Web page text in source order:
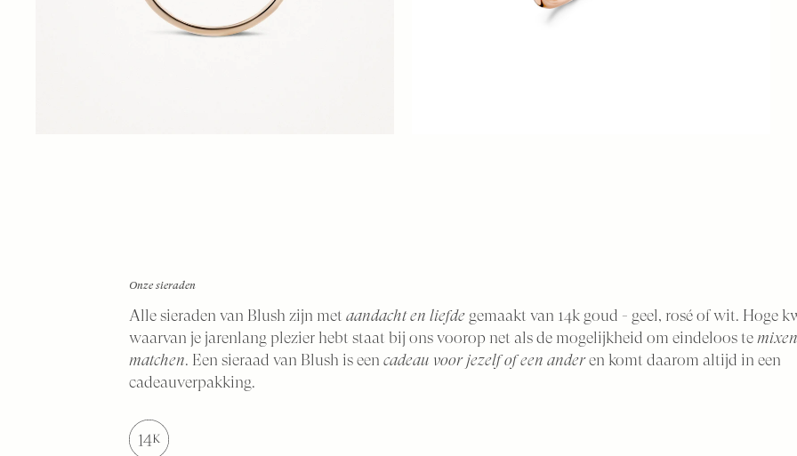
Onze sieraden
Alle sieraden van Blush zijn metaandacht en liefde gemaakt van 14k goud - geel, rosé of wit. Hoge
waarvan je jarenlang plezier hebt staat bij ons voorop net als de mogelijkheid om eindeloos te
matchen. Een sieraad van Blush is eencadeau voor jezelf of een anderen komt daarom altijd in een
cadeauverpakking.